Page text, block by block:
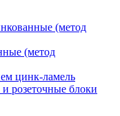
(метод
(метод
цинк-ламель
розеточные блоки